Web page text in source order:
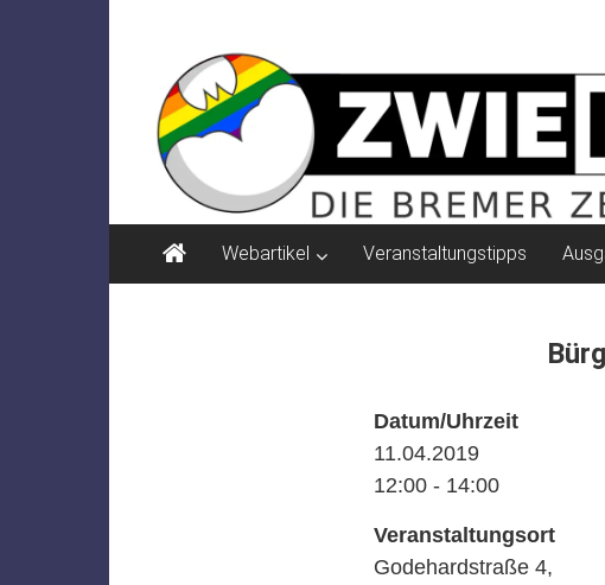
ZWIELICHT
BREMEN
DIE
BREMER
ZEITSCHRIFT
FÜR
PSYCHOSOZIALE
Webartikel Veranstaltungstipps
Datum/Uhrzeit
11.04.2019
12:00 - 14:00
Veranstaltungsort
Godehardstraße 4,